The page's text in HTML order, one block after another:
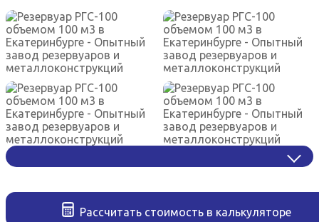
Рассчитать стоимость в калькуляторе